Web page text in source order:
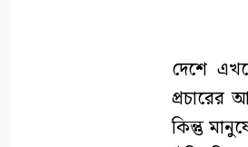
দেশে
প্রচারের
কিন্তু